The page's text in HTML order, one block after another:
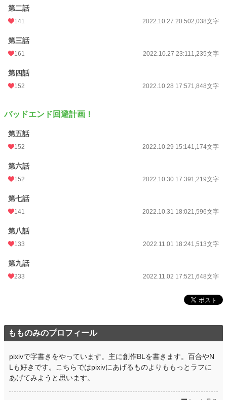
不慮の事故、不慮の事故、不慮の事故…etc. そう、セオドアは最推しではある
が、必ずデッドエンドにたどり着く、ご都合悪役キャラなのだ！このままではい
けない。というかこんなに可愛い妖精を、若くして死なせる？？？ぜっったいに
こうとする、のだが…セオドアに必ず訪れる死には何か秘密があるようで―――
――？情報を得るためにいろいろな人に近づくも、原作ではセオドアを毛嫌いし
い謎のイケメンに口説かれたり、さらには原作とはちょっと雰囲気の違うヒロイ
ンにまで好かれたり……ちょっと待って、これどうなってるの！？
好かれないと思って無自覚に可愛さを撒き散らすセオドアに陥落していった男達
公が、推しを救おうと奮闘するお話。話の軸はセオドアの死の真相についてを探
っていく感じですが、ラブコメっぽく仕上げられたらいいなあと思います。
ちなみに、名前にも植物や花言葉などいろんな要素が絡まっています！
楓『調和、美しい変化、大切な思い出』
セオドア・フォーサイス
(神の贈り物)(妖精の草地)
小説
BL
文字数 13,273
2022.11.02 17:52
初回公開日時 2022.10.21 01:05
第二話
141 2022.10.27 20:502,038文字
第三話
161 2022.10.27 23:111,235文字
第四話
152 2022.10.28 17:571,848文字
バッドエンド回避計画！
第五話
152 2022.10.29 15:141,174文字
第六話
152 2022.10.30 17:391,219文字
第七話
141 2022.10.31 18:021,596文字
第八話
133 2022.11.01 18:241,513文字
第九話
233 2022.11.02 17:521,648文字
もものみのプロフィール
pixivで字書きをやっています。主に創作BLを書きます。百合やN
Lも好きです。こちらではpixivにあげるものよりももっとラフに
あげてみようと思います。